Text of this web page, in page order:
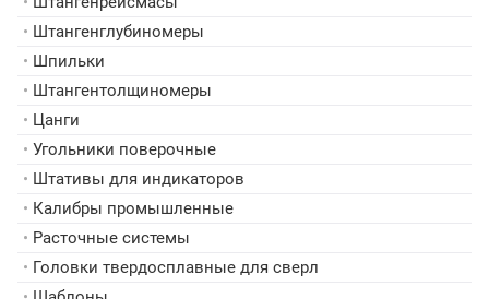
• Штангенглубиномеры
• Шпильки
• Штангентолщиномеры
• Цанги
• Угольники поверочные
• Штативы для индикаторов
• Калибры промышленные
• Расточные системы
• Головки твердосплавные для сверл